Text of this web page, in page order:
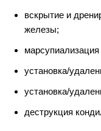
вскрытие и
железы;
установка/
установка/
деструкция